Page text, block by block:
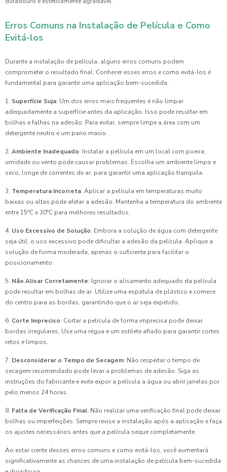
Erros Comuns na Instalação de Película e Como
Evitá-los
Durante a instalação de película, alguns erros comuns podem
comprometer o resultado final. Conhecer esses erros e como evitá-los é
fundamental para garantir uma aplicação bem-sucedida.
1. Superfície Suja: Um dos erros mais frequentes é não limpar
adequadamente a superfície antes da aplicação. Isso pode resultar em
bolhas e falhas na adesão. Para evitar, sempre limpe a área com um
detergente neutro e um pano macio.
2. Ambiente Inadequado: Instalar a película em um local com poeira,
umidade ou vento pode causar problemas. Escolha um ambiente limpo e
seco, longe de correntes de ar, para garantir uma aplicação tranquila.
3. Temperatura Incorreta: Aplicar a película em temperaturas muito
baixas ou altas pode afetar a adesão. Mantenha a temperatura do ambiente
entre 15°C e 30°C para melhores resultados.
4. Uso Excessivo de Solução: Embora a solução de água com detergente
seja útil, o uso excessivo pode dificultar a adesão da película. Aplique a
solução de forma moderada, apenas o suficiente para facilitar o
posicionamento.
5. Não Alisar Corretamente: Ignorar o alisamento adequado da película
pode resultar em bolhas de ar. Utilize uma espátula de plástico e comece
do centro para as bordas, garantindo que o ar seja expelido.
6. Corte Impreciso: Cortar a película de forma imprecisa pode deixar
bordas irregulares. Use uma régua e um estilete afiado para garantir cortes
retos e limpos.
7. Desconsiderar o Tempo de Secagem: Não respeitar o tempo de
secagem recomendado pode levar a problemas de adesão. Siga as
instruções do fabricante e evite expor a película a água ou abrir janelas por
pelo menos 24 horas.
8. Falta de Verificação Final: Não realizar uma verificação final pode deixar
bolhas ou imperfeições. Sempre revise a instalação após a aplicação e faça
os ajustes necessários antes que a película seque completamente.
Ao estar ciente desses erros comuns e como evitá-los, você aumentará
significativamente as chances de uma instalação de película bem-sucedida